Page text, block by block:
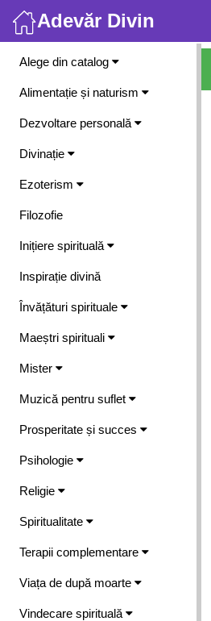
Adevăr Divin
Meniu
Alege din catalog
Alimentație și naturism
Dezvoltare personală
Divinație
Ezoterism
Filozofie
Inițiere spirituală
Inspirație divină
Învățături spirituale
Maeștri spirituali
Mister
Muzică pentru suflet
Prosperitate și succes
Psihologie
Religie
Spiritualitate
Terapii complementare
Viața de după moarte
Vindecare spirituală